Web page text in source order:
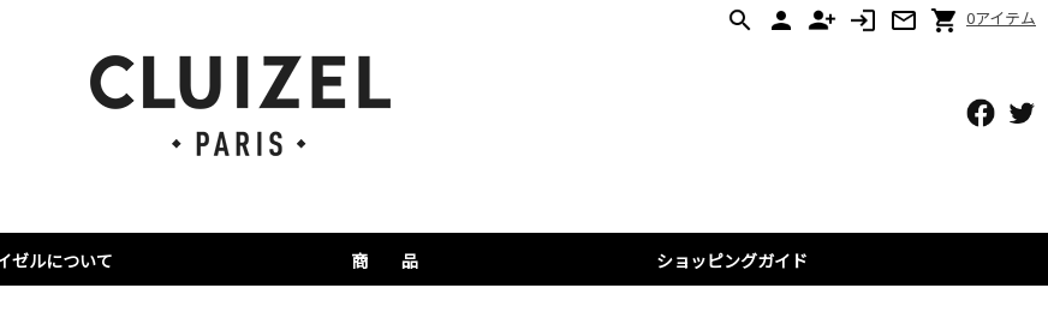
0アイテム
ゼルについて 商 品 ショッピングガイド